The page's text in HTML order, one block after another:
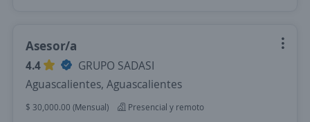
Asesor/a
4.4
GRUPO SADASI
Aguascalientes, Aguascalientes
$ 30,000.00 (Mensual)
Presencial y remoto